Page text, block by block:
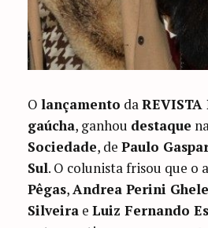
Olançamento daREVISTA
gaúcha, ganhou destaque
Sociedade, dePaulo
Sul. O colunista frisou que
Pêgas,Andrea Perini
Silveira eLuiz Fernando